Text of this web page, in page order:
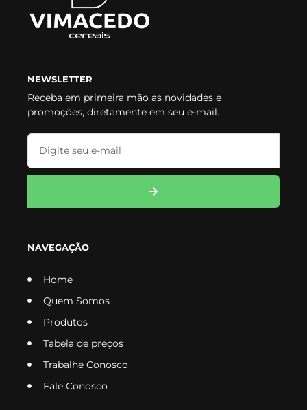
NEWSLETTER
Receba em primeira mão as novidades e
promoções, diretamente em seu e-mail.
NAVEGAÇÃO
Home
Quem Somos
Produtos
Tabela de preços
Trabalhe Conosco
Fale Conosco